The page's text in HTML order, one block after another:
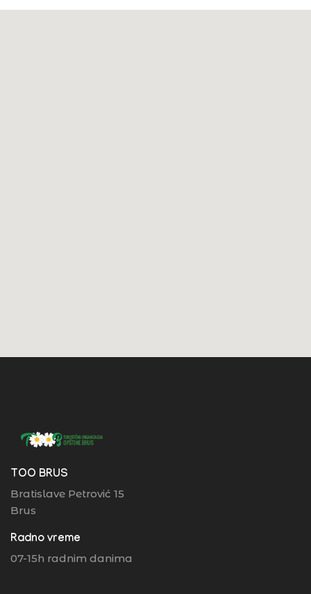
TOO BRUS
Bratislave Petrović 15
Brus
Radno vreme
07-15h radnim danima